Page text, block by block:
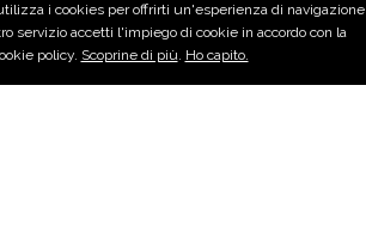
i cookies per offrirti un'esperienza di navigazione
servizio accetti l'impiego di cookie in accordo con la
policy. Scoprine di più. Ho capito.